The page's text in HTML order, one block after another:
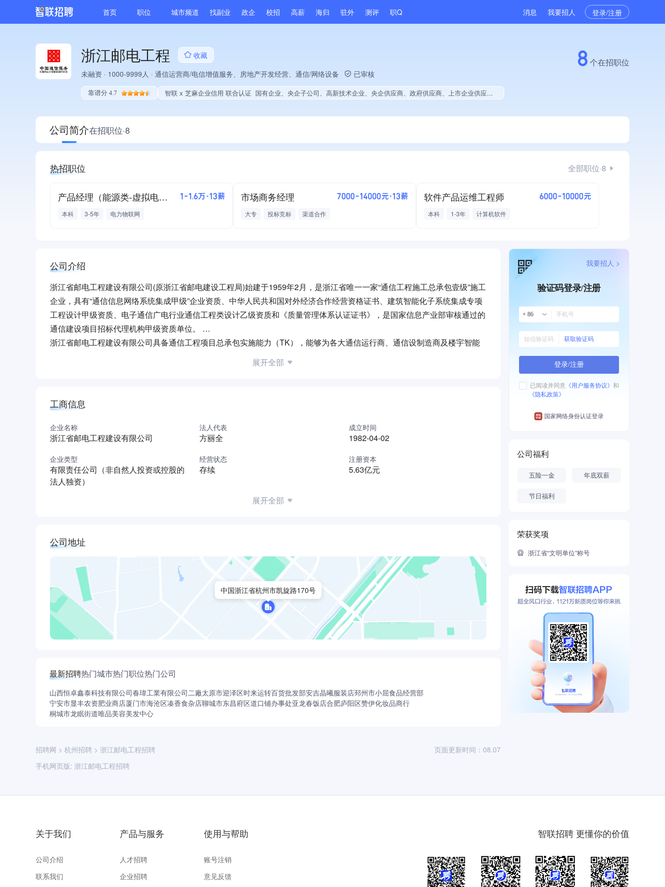
首页 职位 城市频道 找副业 政企 校招 高薪 海归 驻外 测评 职Q 消息 我要招人 登录/注册
浙江邮电工程
收藏
未融资 · 1000-9999人 · 通信运营商/电信增值服务、房地产开发经营、通信/网络设备 已审核
靠谱分 4.7 智联 x 芝麻企业信用 联合认证 国有企业、央企子公司、高新技术企业、央企供应商、政府供应商、上市企业供应商、战略性新兴领域创新能力、薪资水平全省同行前30%、A级纳税人、知名品牌供应商、多产业布局、拥有节能环保技术、拥有自主品牌、拥有高价值专利、技术布局行业领先、拥有绿色低碳技术、经营年限全国同行前5%、集团成员、权威管理体系认证、权威产品认证、创新型中小企业、大学生就业贡献、2025年公开项目中标、拥有绿色资质、拥有工艺创新能力、拥有多项著作权、2025年度软件研发量极速增长、软件研发量位于同行前500
8个在招职位
公司简介在招职位·8
热招职位 全部职位·8
产品经理（能源类-虚拟电厂方向） 1-1.6万·13薪
本科 3-5年 电力物联网
市场商务经理 7000-14000元·13薪
大专 投标竞标 渠道合作
软件产品运维工程师 6000-10000元
本科 1-3年 计算机软件
公司介绍
浙江省邮电工程建设有限公司(原浙江省邮电建设工程局)始建于1959年2月，是浙江省唯一一家“通信工程施工总承包壹级”施工
企业，具有“通信信息网络系统集成甲级”企业资质、中华人民共和国对外经济合作经营资格证书、建筑智能化子系统集成专项
工程设计甲级资质、电子通信广电行业通信工程类设计乙级资质和《质量管理体系认证证书》，是国家信息产业部审核通过的
通信建设项目招标代理机构甲级资质单位。
浙江省邮电工程建设有限公司具备通信工程项目总承包实施能力（TK），能够为各大通信运行商、通信设制造商及楼宇智能
化建设提供全方位、多元化服务，是一家集设计、施工、维护、研发、产品生产为一体的综合性通信工程服务企业。
浙江省邮电工程建设有限公司主要业务包括交换、传输、宽带信息网络、智能系统集成、移动通信、微波通信、通信变配电、
务。近年来在光缆维护、设备维护、小灵通（PAS）优化、移动网络优化等方面取得良好业绩，并建立了自己的资源管理系
统；积极参与国内、国外多个3G试验网、商用网建设与运营维护，在第三代移动通信网络建设与维护方面业已积累了一定资
源和技术经验。
改革开放以来，浙江省邮电工程建设有限公司历经十多年市场经济大潮的洗礼，支撑服务能力大大增强、业务种类不断丰富、
市场区域快速拓宽、企业信誉稳步提升、服务品牌基本建立，不仅成为我国通信工程服务领域一支重要力量，而且成功实施了
走出去的发展战略，目前业务已遍布东南亚、中东、非洲、西欧等十几个国家和地区。
浙江省邮电工程建设有限公司在浙江省工商行政管理局登记注册，注册资金6262.58万元人民币，是具有独立法人地位的国有
企业。企业员工总数1700余人，其中研究生33人，本科生404人，大专生270人。企业拥有高级职称人员23人，中级职称人员
建设工程，其中多项工程被原邮电部、信息产业部评为优质工程。1987年以来，连续16年获得杭州市“重合同，守信用”单位称
号；从1997年起，连续6年获得浙江省“重合同，守信用”单位称号；1996年至2005年连续十年荣获浙江省“文明单位”荣誉称
展开全部
工商信息
企业名称
浙江省邮电工程建设有限公司
法人代表
方丽全
成立时间
1982-04-02
企业类型
有限责任公司（非自然人投资或控股的
法人独资）
经营状态
存续
注册资本
5.63亿元
展开全部
公司地址
中国浙江省杭州市凯旋路170号
最新招聘热门城市热门职位热门公司
山西恒卓鑫泰科技有限公司春瑋工業有限公司二廠太原市迎泽区时来运转百货批发部安吉晶曦服装店邳州市小屈食品经营部
宁安市显丰农资肥业商店厦门市海沧区凑香食杂店聊城市东昌府区道口铺办事处亚龙春饭店合肥庐阳区赞伊化妆品商行
桐城市龙眠街道唯品美容美发中心
招聘网 > 杭州招聘 > 浙江邮电工程招聘
手机网页版: 浙江邮电工程招聘
页面更新时间：08.07
验证码登录/注册
+ 86
获取验证码
登录/注册
已阅读并同意 《用户服务协议》 和
《隐私政策》
国家网络身份认证登录
我要招人 >
公司福利
五险一金 年底双薪
节日福利
荣获奖项
浙江省“文明单位”称号
关于我们
公司介绍
联系我们
产品与服务
人才招聘
企业招聘
使用与帮助
账号注销
意见反馈
智联招聘 更懂你的价值